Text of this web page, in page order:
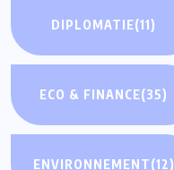
DIPLOMATIE(11)
ECO & FINANCE(35)
ENVIRONNEMENT(12)